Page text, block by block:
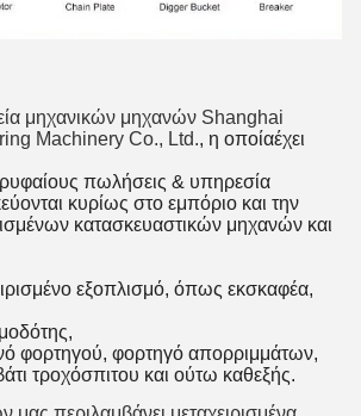
μηχανικών μηχανών Shanghai
Machinery Co., Ltd., η οποίαέχει
πωλήσεις & υπηρεσία
κυρίως στο εμπόριο και την
κατασκευαστικών μηχανών και
εξοπλισμό, όπως εκσκαφέα,
φορτηγού, φορτηγό απορριμμάτων,
τροχόσπιτου και ούτω καθεξής.